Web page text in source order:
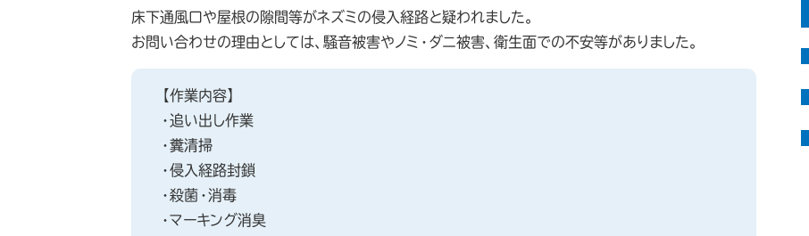
床下通風口や屋根の隙間等がネズミの侵入経路と疑われました。
お問い合わせの理由としては、騒音被害やノミ・ダニ被害、衛生面での不安等がありました。
【作業内容】
・追い出し作業
・糞清掃
・侵入経路封鎖
・殺菌・消毒
・マーキング消臭